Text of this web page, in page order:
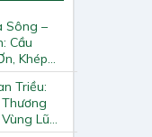
Sông –
Cầu
Khép
Luyện
II
Triều:
Lũ